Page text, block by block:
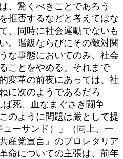
、驚くべきことであろう
拒否するなどと考えてはな
、同時に社会運動でないも
。階級ならびにその敵対関
な事態においてのみ、社会
ことをやめる。それまで
変革の前夜にあっては、社
に次のようであるだろ
ば死、血なまぐさき闘争
ように問題は厳として提
ーサンド）」（同上、一
産党宣言』のプロレタリア
命についての主張は、前年